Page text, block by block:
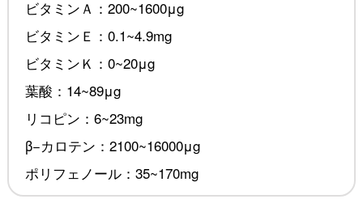
ビタミンＡ：200~1600μg
ビタミンＥ：0.1~4.9mg
ビタミンＫ：0~20μg
葉酸：14~89μg
リコピン：6~23mg
β−カロテン：2100~16000μg
ポリフェノール：35~170mg